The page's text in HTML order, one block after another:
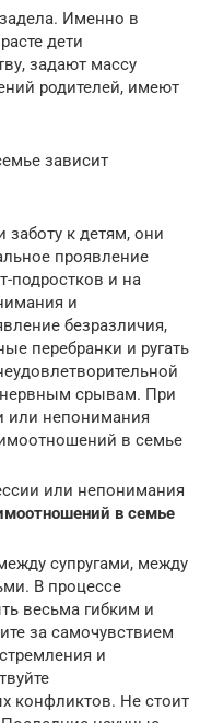
Именно в
дети
задают массу
родителей, имеют
зависит
к детям, они
проявление
подростков и на
и
безразличия,
перебранки и ругать
нервным срывам. При
или непонимания
в семье
или непонимания
в семье
супругами, между
В процессе
весьма гибким и
за самочувствием
и
конфликтов. Не стоит